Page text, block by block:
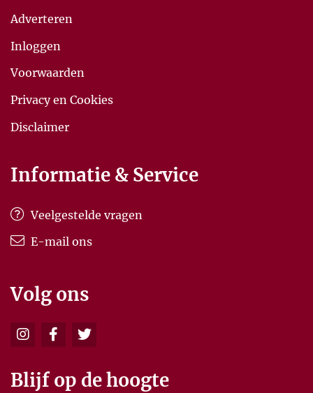
Adverteren
Inloggen
Voorwaarden
Privacy en Cookies
Disclaimer
Informatie & Service
Veelgestelde vragen
E-mail ons
Volg ons
Blijf op de hoogte